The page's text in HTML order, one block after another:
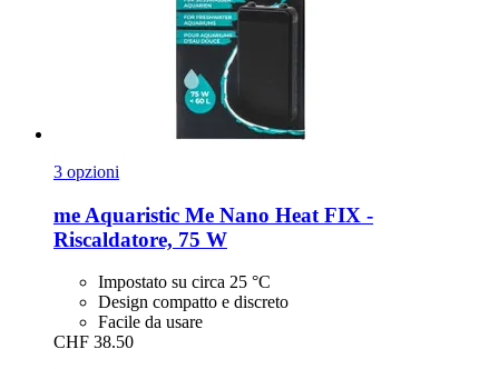
3 opzioni
me Aquaristic Me Nano Heat FIX -​
Riscaldatore, 75 W
Impostato su circa 25 °C
Design compatto e discreto
Facile da usare
CHF 38.50